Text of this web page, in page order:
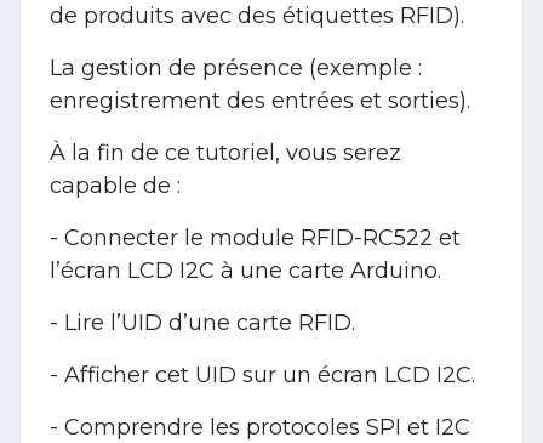
de produits avec des étiquettes RFID).
La gestion de présence (exemple :
enregistrement des entrées et sorties).
À la fin de ce tutoriel, vous serez
capable de :
- Connecter le module RFID-RC522 et
l’écran LCD I2C à une carte Arduino.
- Lire l’UID d’une carte RFID.
- Afficher cet UID sur un écran LCD I2C.
- Comprendre les protocoles SPI et I2C